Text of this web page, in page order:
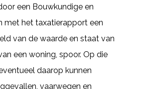
een Bouwkundige en
met het taxatierapport een
van de waarde en staat van
een woning, spoor. Op die
daarop kunnen
vaarwegen en